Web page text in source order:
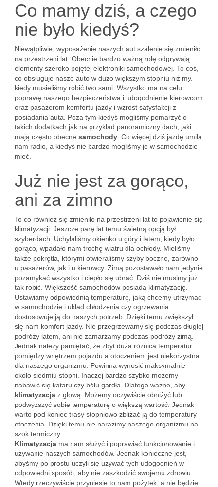
Co mamy dziś, a czego
nie było kiedyś?
Niewątpliwie, wyposażenie naszych aut szalenie się zmieniło
na przestrzeni lat. Obecnie bardzo ważną rolę odgrywają
elementy szeroko pojętej elektroniki samochodowej. To coś,
co obsługuje nasze auto w dużo większym stopniu niż my,
kiedy musieliśmy robić two sami. Wszystko ma na celu
poprawę naszego bezpieczeństwa i udogodnienie kierowcom
oraz pasażerom komfortu jazdy i wzrost satysfakcji z
posiadania auta. Poza tym kiedyś mogliśmy pomarzyć o
takich dodatkach jak na przykład panoramiczny dach, jaki
mają często obecne samochody . Co więcej dziś jazdę umila
nam radio, a kiedyś nie bardzo mogliśmy je w samochodzie
mieć.
Już nie jest za gorąco,
ani za zimno
To co również się zmieniło na przestrzeni lat to pojawienie się
klimatyzacji. Jeszcze parę lat temu świetną opcją był
szyberdach. Uchylaliśmy okienko u góry i latem, kiedy było
gorąco, wpadało nam trochę wiatru dla ochłody. Mieliśmy
także pokrętła, którymi otwieraliśmy szyby boczne, zarówno
u pasażerów, jak i u kierowcy. Zimą pozostawało nam jedynie
pozamykać wszystko i ciepło się ubrać. Dziś nie musimy już
tak robić. Większość samochodów posiada klimatyzację.
Ustawiamy odpowiednią temperaturę, jaką chcemy utrzymać
w samochodzie i układ chłodzenia czy ogrzewania
dostosowuje ją do naszych potrzeb. Dzięki temu zwiększył
się nam komfort jazdy. Nie przegrzewamy się podczas długiej
podróży latem, ani nie zamarzamy podczas podróży zimą.
Jednak należy pamiętać, że zbyt duża różnica temperatur
pomiędzy wnętrzem pojazdu a otoczeniem jest niekorzystna
dla naszego organizmu. Powinna wynosić maksymalnie
około siedmiu stopni. Inaczej bardzo szybko możemy
nabawić się kataru czy bólu gardła. Dlatego ważne, aby
klimatyzacja z głową. Możemy oczywiście obniżyć lub
podwyższyć sobie temperaturę o większą wartość. Jednak
warto pod koniec trasy stopniowo zbliżać ją do temperatury
otoczenia. Dzięki temu nie narazimy naszego organizmu na
szok termiczny.
Klimatyzacja ma nam służyć i poprawiać funkcjonowanie i
używanie naszych samochodów. Jednak konieczne jest,
abyśmy po prostu uczyli się używać tych udogodnień w
odpowiedni sposób, aby nie zaszkodzić swojemu zdrowiu.
Wtedy rzeczywiście przyniesie to nam pożytek, a nie będzie